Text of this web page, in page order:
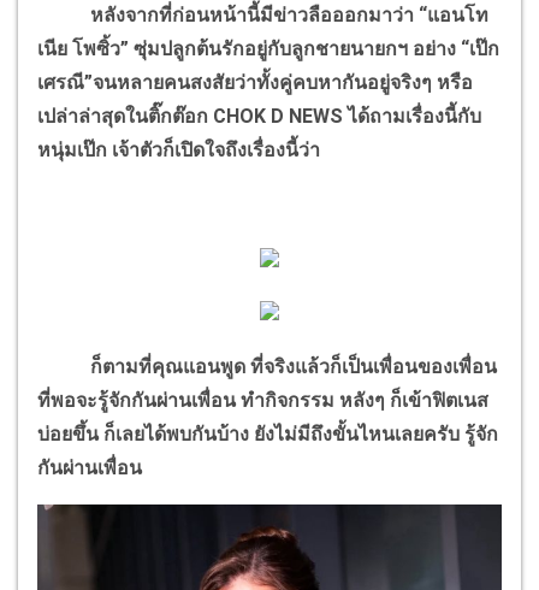
หลังจากที่ก่อนหน้านี้มีข่าวลือออกมาว่า “แอนโท
เนีย โพซิ้ว” ซุ่มปลูกต้นรักอยู่กับลูกชายนายกฯ อย่าง “เป๊ก
เศรณี”จนหลายคนสงสัยว่าทั้งคู่คบหากันอยู่จริงๆ หรือ
เปล่าล่าสุดในติ๊กต๊อก CHOK D NEWS ได้ถามเรื่องนี้กับ
หนุ่มเป๊ก เจ้าตัวก็เปิดใจถึงเรื่องนี้ว่า
ก็ตามที่คุณแอนพูด ที่จริงแล้วก็เป็นเพื่อนของเพื่อน
ที่พอจะรู้จักกันผ่านเพื่อน ทำกิจกรรม หลังๆ ก็เข้าฟิตเนส
บ่อยขึ้น ก็เลยได้พบกันบ้าง ยังไม่มีถึงขั้นไหนเลยครับ รู้จัก
กันผ่านเพื่อน